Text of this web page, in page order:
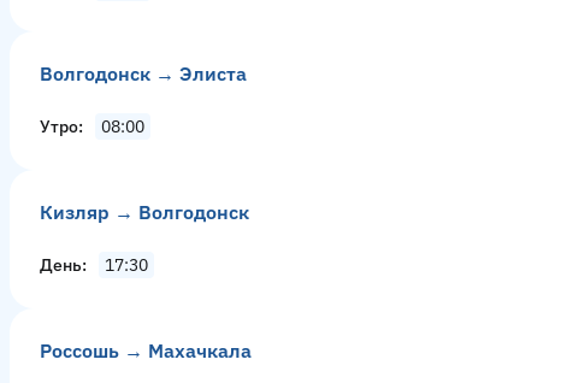
Волгодонск → Элиста
Утро 08:00
Кизляр → Волгодонск
День 17:30
Россошь → Махачкала